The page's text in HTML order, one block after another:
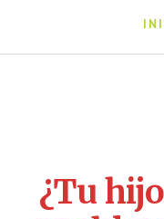
la
manzana
¿Tu